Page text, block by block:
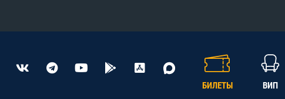
Конференция «Восток»
БИЛЕТЫ ВИП